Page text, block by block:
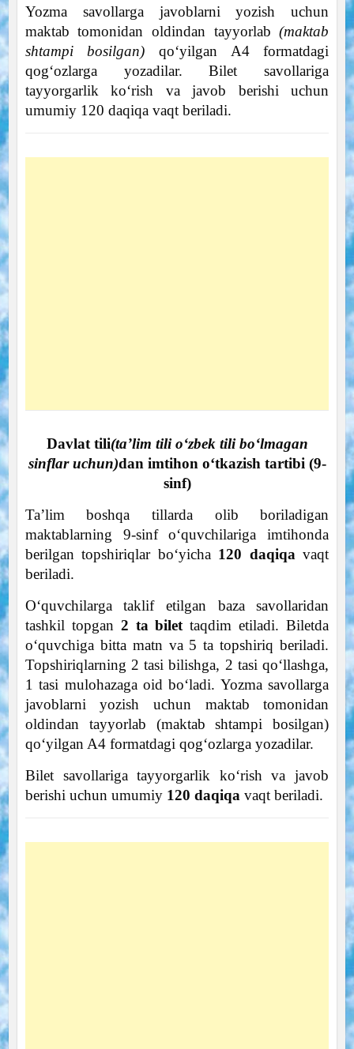
Yozma savollarga javoblarni yozish uchun
maktab tomonidan oldindan tayyorlab(maktab
shtampi bosilgan) qoʻyilgan A4 formatdagi
qogʻozlarga yozadilar. Bilet savollariga
tayyorgarlik koʻrish va javob berishi uchun
umumiy 120 daqiqa vaqt beriladi.
Davlat tili(taʼlim tili oʻzbek tili boʻlmagan
sinflar uchun)dan imtihon oʻtkazish tartibi (9-
sinf)
Taʼlim boshqa tillarda olib boriladigan
maktablarning 9-sinf oʻquvchilariga imtihonda
berilgan topshiriqlar boʻyicha 120 daqiqavaqt
beriladi.
Oʻquvchilarga taklif etilgan baza savollaridan
tashkil topgan 2 ta bilettaqdim etiladi. Biletda
oʻquvchiga bitta matn va 5 ta topshiriq beriladi.
Topshiriqlarning 2 tasi bilishga, 2 tasi qoʻllashga,
1 tasi mulohazaga oid boʻladi. Yozma savollarga
javoblarni yozish uchun maktab tomonidan
oldindan tayyorlab (maktab shtampi bosilgan)
qoʻyilgan A4 formatdagi qogʻozlarga yozadilar.
Bilet savollariga tayyorgarlik koʻrish va javob
berishi uchun umumiy 120 daqiqavaqt beriladi.